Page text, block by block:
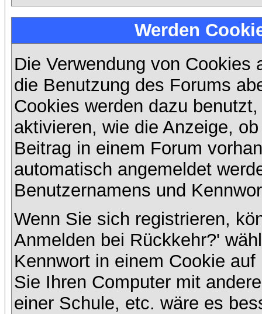
Werden
Die Verwendung von
die Benutzung des Forums
Cookies werden dazu
aktivieren, wie die Anzeige,
Beitrag in einem Forum
automatisch angemeldet
Benutzernamens und
Wenn Sie sich registrieren,
Anmelden bei Rückkehr?'
Kennwort in einem Cookie
Sie Ihren Computer mit
einer Schule, etc. wäre es